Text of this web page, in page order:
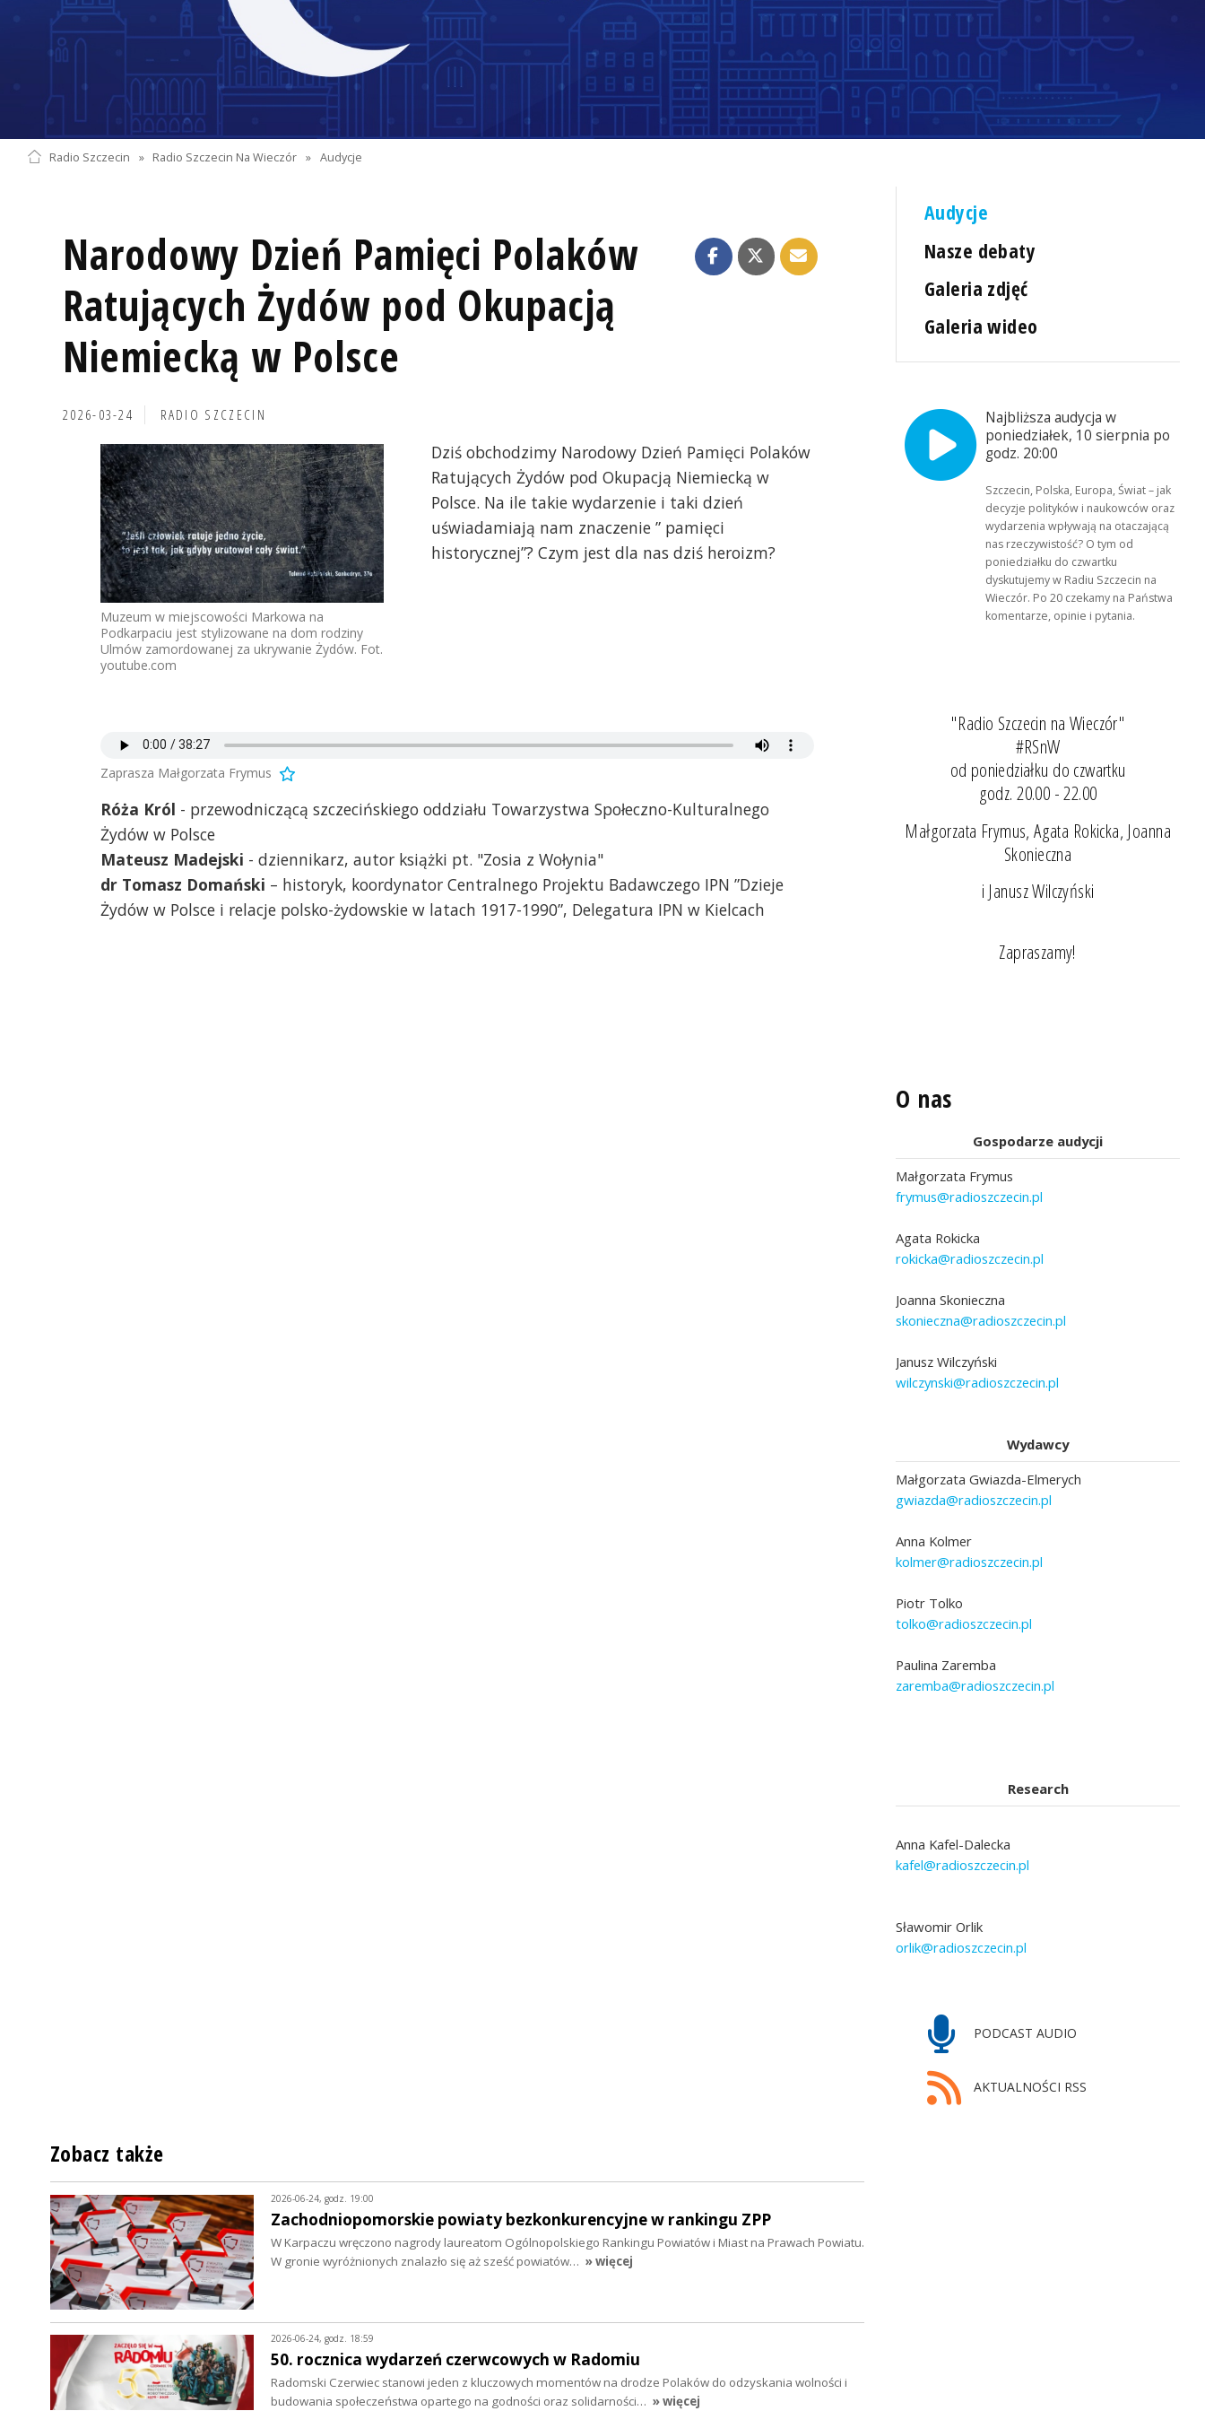
Radio Szczecin » Radio Szczecin Na Wieczór » Audycje
Narodowy Dzień Pamięci Polaków
Ratujących Żydów pod Okupacją
Niemiecką w Polsce
2026-03-24 RADIO SZCZECIN
Muzeum w miejscowości Markowa na
Podkarpaciu jest stylizowane na dom rodziny
Ulmów zamordowanej za ukrywanie Żydów. Fot.
youtube.com
Dziś obchodzimy Narodowy Dzień Pamięci Polaków
Ratujących Żydów pod Okupacją Niemiecką w
Polsce. Na ile takie wydarzenie i taki dzień
uświadamiają nam znaczenie ” pamięci
historycznej”? Czym jest dla nas dziś heroizm?
Zaprasza Małgorzata Frymus
Róża Król - przewodniczącą szczecińskiego oddziału Towarzystwa Społeczno-Kulturalnego
Żydów w Polsce
Mateusz Madejski - dziennikarz, autor książki pt. "Zosia z Wołynia"
dr Tomasz Domański – historyk, koordynator Centralnego Projektu Badawczego IPN ”Dzieje
Żydów w Polsce i relacje polsko-żydowskie w latach 1917-1990”, Delegatura IPN w Kielcach
Audycje
Nasze debaty
Galeria zdjęć
Galeria wideo
Najbliższa audycja w
poniedziałek, 10 sierpnia po
godz. 20:00
Szczecin, Polska, Europa, Świat – jak
decyzje polityków i naukowców oraz
wydarzenia wpływają na otaczającą
nas rzeczywistość? O tym od
poniedziałku do czwartku
dyskutujemy w Radiu Szczecin na
Wieczór. Po 20 czekamy na Państwa
komentarze, opinie i pytania.
"Radio Szczecin na Wieczór"
#RSnW
od poniedziałku do czwartku
godz. 20.00 - 22.00
Małgorzata Frymus, Agata Rokicka, Joanna
Skonieczna
i Janusz Wilczyński
Zapraszamy!
O nas
Gospodarze audycji
Małgorzata Frymus
frymus@radioszczecin.pl
Agata Rokicka
rokicka@radioszczecin.pl
Joanna Skonieczna
skonieczna@radioszczecin.pl
Janusz Wilczyński
wilczynski@radioszczecin.pl
Wydawcy
Małgorzata Gwiazda-Elmerych
gwiazda@radioszczecin.pl
Anna Kolmer
kolmer@radioszczecin.pl
Piotr Tolko
tolko@radioszczecin.pl
Paulina Zaremba
zaremba@radioszczecin.pl
Research
Anna Kafel-Dalecka
kafel@radioszczecin.pl
Sławomir Orlik
orlik@radioszczecin.pl
PODCAST AUDIO
AKTUALNOŚCI RSS
Zobacz także
2026-06-24, godz. 19:00
Zachodniopomorskie powiaty bezkonkurencyjne w rankingu ZPP
W Karpaczu wręczono nagrody laureatom Ogólnopolskiego Rankingu Powiatów i Miast na Prawach Powiatu.
W gronie wyróżnionych znalazło się aż sześć powiatów… » więcej
2026-06-24, godz. 18:59
50. rocznica wydarzeń czerwcowych w Radomiu
Radomski Czerwiec stanowi jeden z kluczowych momentów na drodze Polaków do odzyskania wolności i
budowania społeczeństwa opartego na godności oraz solidarności… » więcej